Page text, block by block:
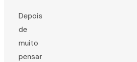
Depois
de
muito
pensar